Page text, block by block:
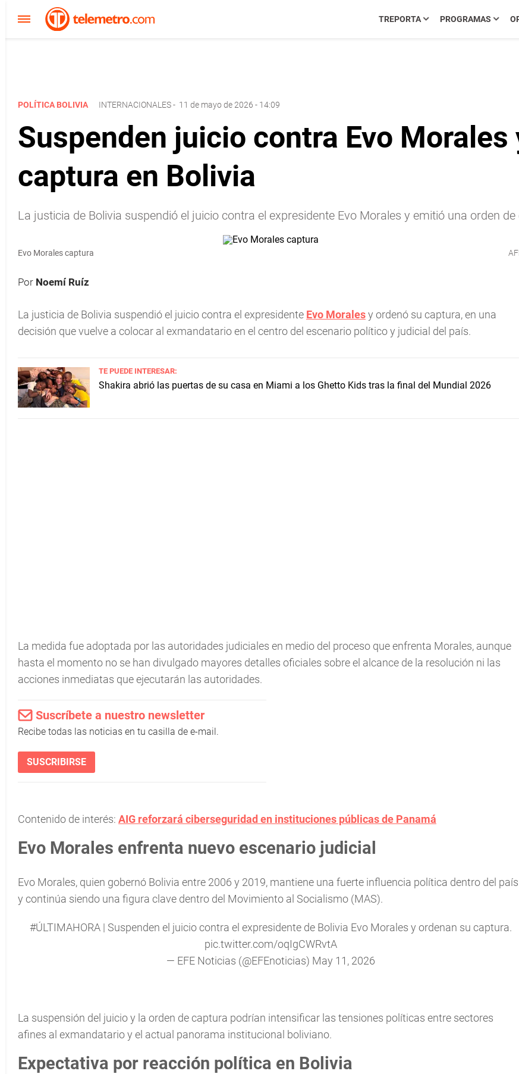
TREPORTA PROGRAMAS
POLÍTICA BOLIVIA INTERNACIONALES- 11 de mayo de 2026 - 14:09
Suspenden juicio contra Evo Morales
captura en Bolivia
La justicia de Bolivia suspendió el juicio contra el expresidente Evo Morales y emitió una orden
Evo Morales captura
Por Noemí Ruíz
La justicia de Bolivia suspendió el juicio contra el expresidente Evo Moralesy ordenó su captura, en una
decisión que vuelve a colocar al exmandatario en el centro del escenario político y judicial del país.
TE PUEDE INTERESAR:
Shakira abrió las puertas de su casa en Miami a los Ghetto Kids tras la final del Mundial 2026
La medida fue adoptada por las autoridades judiciales en medio del proceso que enfrenta Morales, aunque
hasta el momento no se han divulgado mayores detalles oficiales sobre el alcance de la resolución ni las
acciones inmediatas que ejecutarán las autoridades.
Suscríbete a nuestro newsletter
Recibe todas las noticias en tu casilla de e-mail.
SUSCRIBIRSE
Contenido de interés: AIG reforzará ciberseguridad en instituciones públicas de Panamá
Evo Morales enfrenta nuevo escenario judicial
Evo Morales, quien gobernó Bolivia entre 2006 y 2019, mantiene una fuerte influencia política dentro del país
y continúa siendo una figura clave dentro del Movimiento al Socialismo (MAS).
#ÚLTIMAHORA | Suspenden el juicio contra el expresidente de Bolivia Evo Morales y ordenan su captura.
pic.twitter.com/oqIgCWRvtA
— EFE Noticias (@EFEnoticias) May 11, 2026
La suspensión del juicio y la orden de captura podrían intensificar las tensiones políticas entre sectores
afines al exmandatario y el actual panorama institucional boliviano.
Expectativa por reacción política en Bolivia